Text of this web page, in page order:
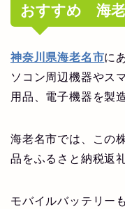
おすすめ 海
神奈川県海老名市に
ソコン周辺機器やス
用品、電子機器を製
海老名市では、この
品をふるさと納税返
モバイルバッテリー